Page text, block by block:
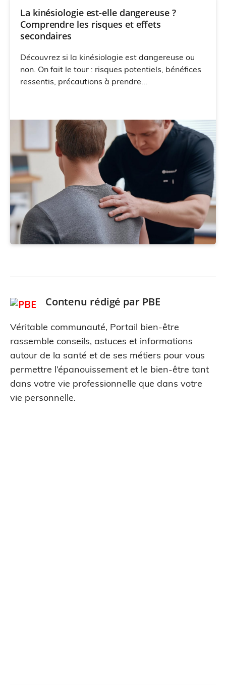
La kinésiologie est-elle dangereuse ?
Comprendre les risques et effets
secondaires
Découvrez si la kinésiologie est dangereuse ou
non. On fait le tour : risques potentiels, bénéfices
ressentis, précautions à prendre...
Contenu rédigé par PBE
Véritable communauté, Portail bien-être
rassemble conseils, astuces et informations
autour de la santé et de ses métiers pour vous
permettre l’épanouissement et le bien-être tant
dans votre vie professionnelle que dans votre
vie personnelle.